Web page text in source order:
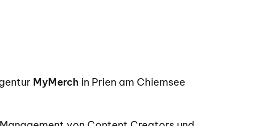
MyMerch in Prien am Chiemsee